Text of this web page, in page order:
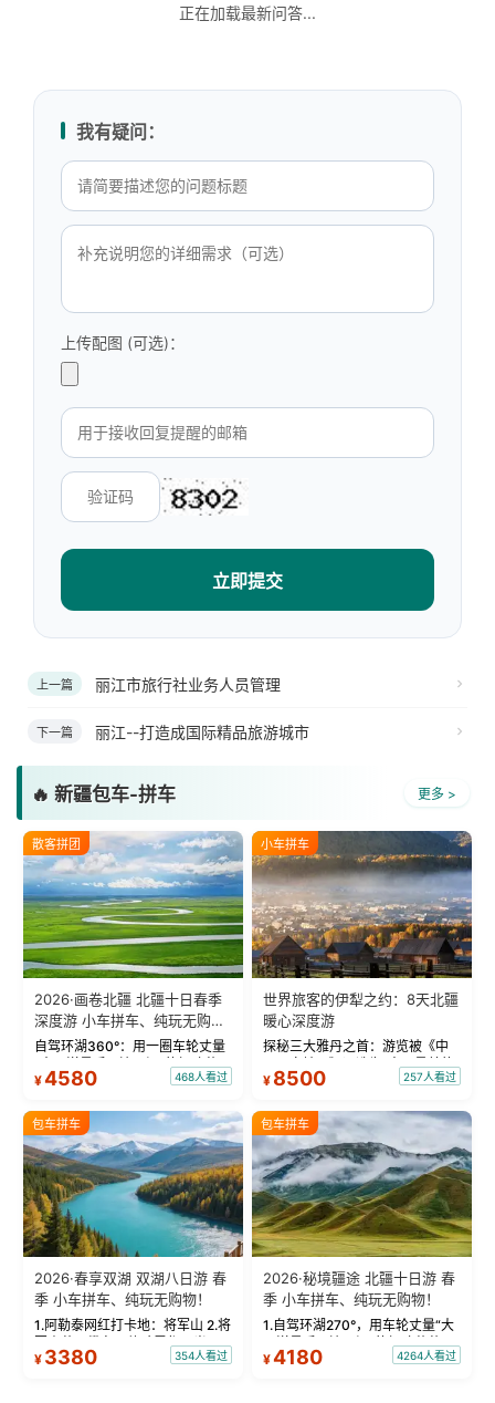
正在加载最新问答...
我有疑问：
上传配图 (可选)：
立即提交
上一篇 丽江市旅行社业务人员管理
下一篇 丽江--打造成国际精品旅游城市
🔥 新疆包车-拼车 更多 >
散客拼团
2026·画卷北疆 北疆十日春季
深度游 小车拼车、纯玩无购
物！
自驾环湖360°：用一圈车轮丈量
“大西洋最后一滴眼泪”的极致蔚
蓝。 赛湖旅拍：甄选多款风格服
绝美瞬间。 赛湖坦克300跟车视
频：专业摄影师...
¥4580 468人看过
小车拼车
世界旅客的伊犁之约：8天北疆
暖心深度游
探秘三大雅丹之首：游览被《中
国国家地理》评选为“中国最美的
三大雅丹”第一名的克拉玛依魔鬼
瓦人最大村落——禾木村，欣赏
晨雾与小木...
¥ 8500 257人看过
包车拼车
2026·春享双湖 双湖八日游 春
季 小车拼车、纯玩无购物！
1.阿勒泰网红打卡地：将军山 2.将
军山落日缆车，体验雪都风光 3.
将军山，夕阳派对，蹦迪party 4.
¥ 3380 354人看过
包车拼车
2026·秘境疆途 北疆十日游 春
季 小车拼车、纯玩无购物！
1.自驾环湖270°，用车轮丈量“大
西洋最后一滴眼泪”的极致蔚蓝，
让雪山、花海与深邃湖水在转弯
¥4180 4264人看过